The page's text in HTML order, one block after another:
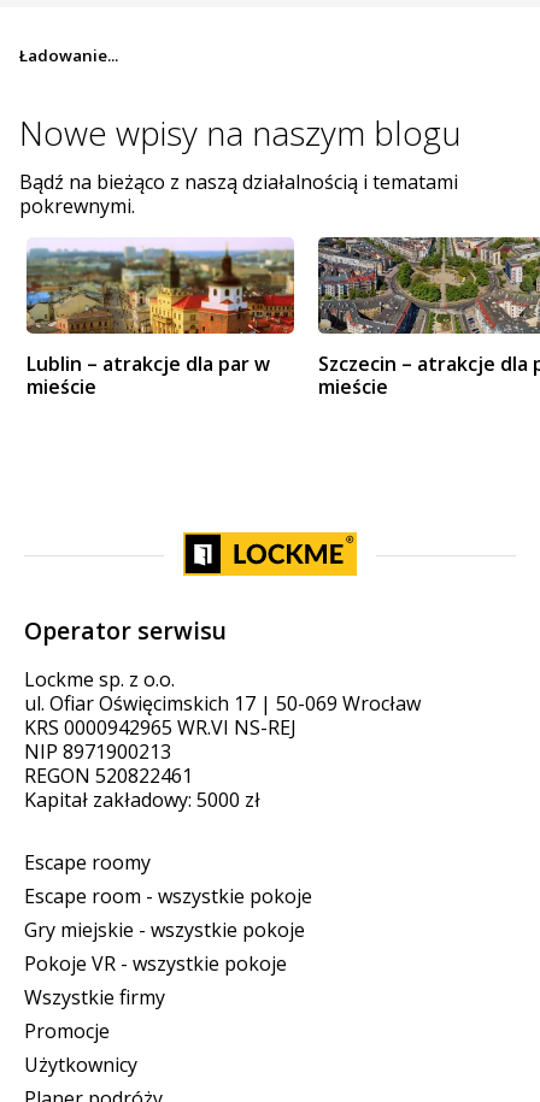
Ładowanie...
Nowe wpisy na naszym blogu
Bądź na bieżąco z naszą działalnością i tematami
pokrewnymi.
Lublin – atrakcje dla par w
mieście
Szczecin – atrakcje dla
mieście
Operator serwisu
Lockme sp. z o.o.
ul. Ofiar Oświęcimskich 17 | 50-069 Wrocław
KRS 0000942965 WR.VI NS-REJ
NIP 8971900213
REGON 520822461
Kapitał zakładowy: 5000 zł
Escape roomy
Escape room - wszystkie pokoje
Gry miejskie - wszystkie pokoje
Pokoje VR - wszystkie pokoje
Wszystkie firmy
Promocje
Użytkownicy